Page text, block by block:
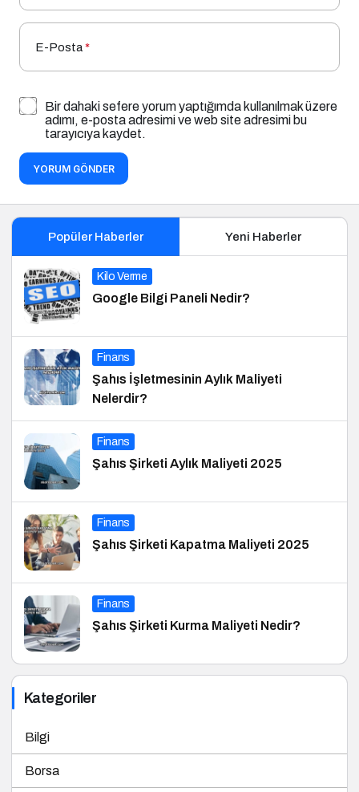
adımı, e-posta adresimi ve web site adresimi bu
tarayıcıya kaydet.
YORUM GÖNDER
Popüler Haberler Yeni Haberler
Kilo Verme
Google Bilgi Paneli Nedir?
Finans
Şahıs İşletmesinin Aylık Maliyeti
Nelerdir?
Finans
Şahıs Şirketi Aylık Maliyeti 2025
Finans
Şahıs Şirketi Kapatma Maliyeti 2025
Finans
Şahıs Şirketi Kurma Maliyeti Nedir?
Kategoriler
Borsa
Ekonomi